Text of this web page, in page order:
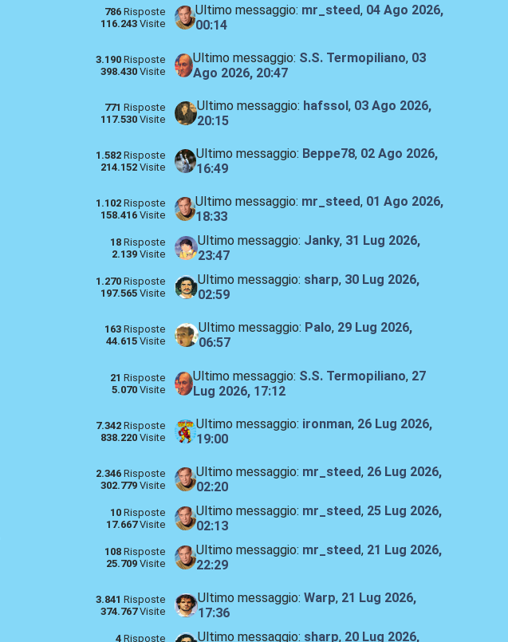
786Risposte
116.243Visite
Ultimo messaggio: mr_steed, 04 Ago 2026,
00:14
3.190Risposte
398.430Visite
Ultimo messaggio: S.S. Termopiliano, 03
Ago 2026, 20:47
771 Risposte
117.530Visite
Ultimo messaggio: hafssol , 03 Ago 2026,
20:15
1.582Risposte
214.152Visite
Ultimo messaggio: Beppe78, 02 Ago 2026,
16:49
1.102Risposte
158.416Visite
Ultimo messaggio: mr_steed, 01 Ago 2026,
18:33
18Risposte
2.139Visite
Ultimo messaggio: Janky, 31 Lug 2026,
23:47
1.270Risposte
197.565Visite
Ultimo messaggio: sharp, 30 Lug 2026,
02:59
163Risposte
44.615Visite
Ultimo messaggio: Palo, 29 Lug 2026,
06:57
21 Risposte
5.070Visite
Ultimo messaggio: S.S. Termopiliano, 27
Lug 2026, 17:12
7.342Risposte
838.220Visite
Ultimo messaggio: ironman, 26 Lug 2026,
19:00
2.346Risposte
302.779Visite
Ultimo messaggio: mr_steed, 26 Lug 2026,
02:20
10Risposte
17.667Visite
Ultimo messaggio: mr_steed, 25 Lug 2026,
02:13
108Risposte
25.709Visite
Ultimo messaggio: mr_steed, 21 Lug 2026,
22:29
3.841 Risposte
374.767Visite
Ultimo messaggio:Warp, 21 Lug 2026,
17:36
4Risposte Ultimo messaggio: sharp, 20 Lug 2026,